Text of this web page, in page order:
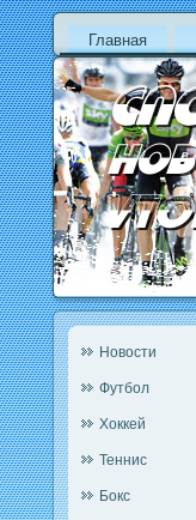
Главная
Новости
Футбол
Хоккей
Теннис
Бокс